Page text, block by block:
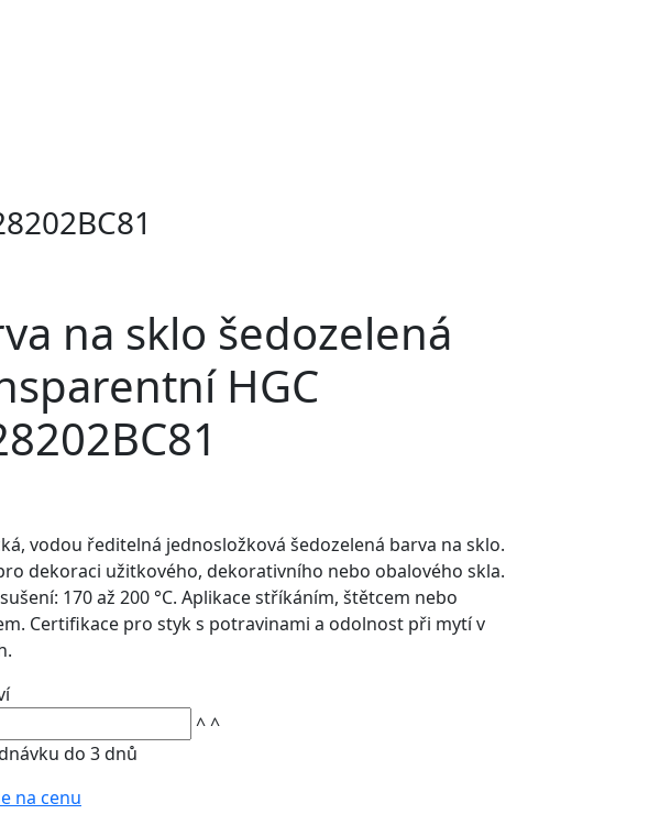
na sklo šedozelená
HGC
vodou ředitelná jednosložková šedozelená barva na sklo.
dekoraci užitkového, dekorativního nebo obalového skla.
170 až 200 °C. Aplikace stříkáním, štětcem nebo
Certifikace pro styk s potravinami a odolnost při mytí v
^^
do 3 dnů
na cenu